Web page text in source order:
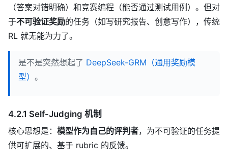
（答案对错明确）和竞赛编程（能否通过测试用例）。但对
于不可验证奖励的任务（如写研究报告、创意写作），传统
RL 就无能为力了。
是不是突然想起了 DeepSeek-GRM（通用奖励模
型） 。
4.2.1 Self-Judging 机制
核心思想是： 模型作为自己的评判者，为不可验证的任务提
供可扩展的、基于 rubric 的反馈。